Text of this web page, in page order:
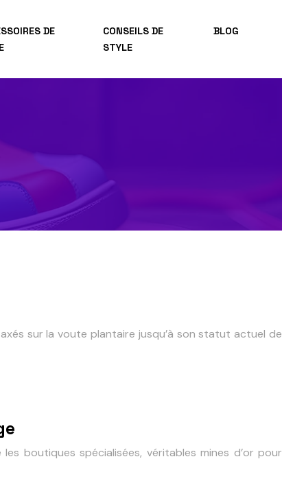
DE
CONSEILS DE
STYLE
BLOG
sur la voute plantaire jusqu’à son statut actuel de
boutiques spécialisées, véritables mines d’or pour